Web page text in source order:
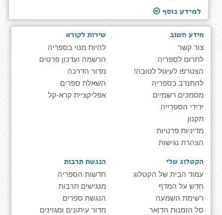
למידע נוסף
מידע חשוב
צור קשר
לתרום לספריה
הצטרפו לעיגול לטובה!
להתנדב בספריה
מסמכים רשמיים
ידידי הספרייה
תקנון
מדיניות פרטיות
הצהרת נגישות
שירות לקורא
להיות מנוי בספריה
הרשמה ועדכון פרטים
מדור הדרכה
השאלת ספרים
אפליקציית קרא-קל
הקטלוג שלי
עמוד הבית של הקטלוג
חדש על המדף
רשימת השמעה
סל הזמנות הדואר
הנגשת תרבות
חדשות הספריה
מנגישים תרבות
הנגשת ספרים
מדור עיתונים ומגזינים